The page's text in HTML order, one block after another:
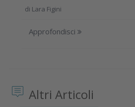
di Lara Figini
Approfondisci
Altri Articoli